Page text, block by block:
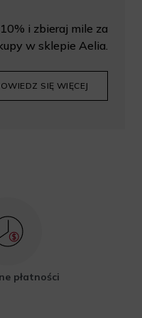
i zbieraj mile za
w sklepie Aelia.
SIĘ WIĘCEJ
płatności